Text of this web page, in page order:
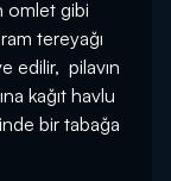
omlet gibi
tereyağı
edilir, pilavın
kağıt havlu
bir tabağa